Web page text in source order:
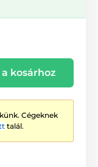
kosárhoz
Cégeknek
talál.